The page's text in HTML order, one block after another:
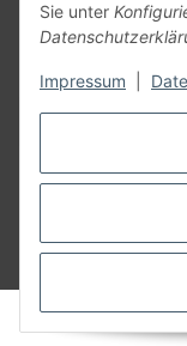
Sie unter
Impressum
Teil unseres
SmoliTec - Safety.
* Alle Preise inkl.